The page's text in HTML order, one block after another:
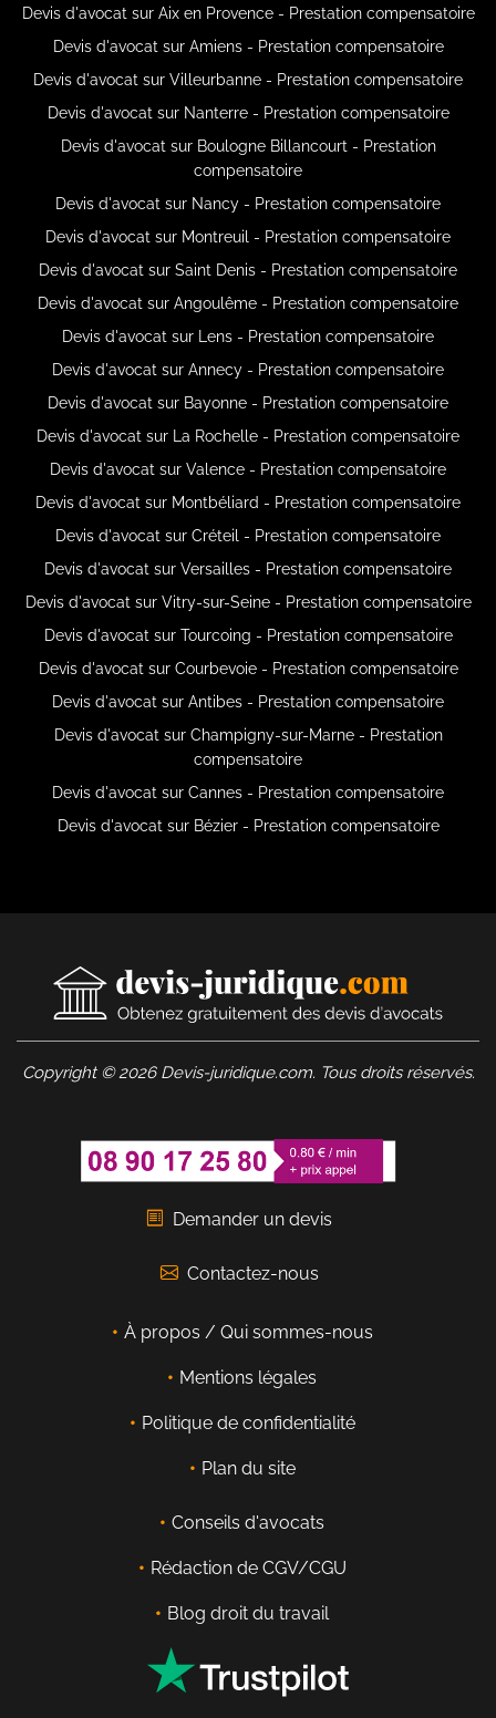
Devis d'avocat sur Aix en Provence - Prestation compensatoire
Devis d'avocat sur Amiens - Prestation compensatoire
Devis d'avocat sur Villeurbanne - Prestation compensatoire
Devis d'avocat sur Nanterre - Prestation compensatoire
Devis d'avocat sur Boulogne Billancourt - Prestation
compensatoire
Devis d'avocat sur Nancy - Prestation compensatoire
Devis d'avocat sur Montreuil - Prestation compensatoire
Devis d'avocat sur Saint Denis - Prestation compensatoire
Devis d'avocat sur Angoulême - Prestation compensatoire
Devis d'avocat sur Lens - Prestation compensatoire
Devis d'avocat sur Annecy - Prestation compensatoire
Devis d'avocat sur Bayonne - Prestation compensatoire
Devis d'avocat sur La Rochelle - Prestation compensatoire
Devis d'avocat sur Valence - Prestation compensatoire
Devis d'avocat sur Montbéliard - Prestation compensatoire
Devis d'avocat sur Créteil - Prestation compensatoire
Devis d'avocat sur Versailles - Prestation compensatoire
Devis d'avocat sur Vitry-sur-Seine - Prestation compensatoire
Devis d'avocat sur Tourcoing - Prestation compensatoire
Devis d'avocat sur Courbevoie - Prestation compensatoire
Devis d'avocat sur Antibes - Prestation compensatoire
Devis d'avocat sur Champigny-sur-Marne - Prestation
compensatoire
Devis d'avocat sur Cannes - Prestation compensatoire
Devis d'avocat sur Bézier - Prestation compensatoire
Copyright © 2026 Devis-juridique.com. Tous droits réservés.
Demander un devis
Contactez-nous
À propos / Qui sommes-nous
Mentions légales
Politique de confidentialité
Plan du site
Conseils d'avocats
Rédaction de CGV/CGU
Blog droit du travail